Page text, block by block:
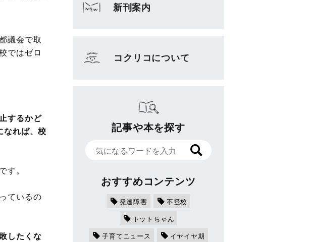
議会で取
ではゼロ
するかど
なれば、校
す。
ているの
したくな
新刊案内
コクリコについて
記事や本を探す
おすすめコンテンツ
発達障害
不登校
トットちゃん
子育てニュース
イヤイヤ期